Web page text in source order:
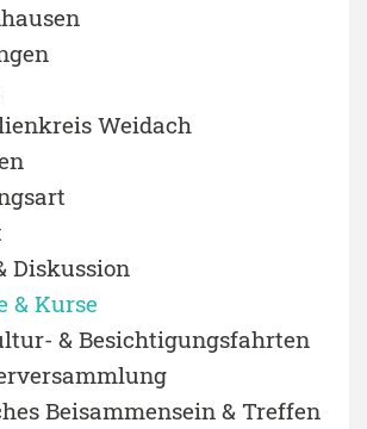
Weidach
Diskussion
& Kurse
& Besichtigungsfahrten
Beisammensein & Treffen